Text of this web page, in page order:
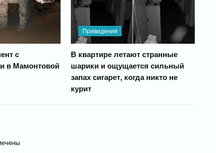
с
в Мамонтовой
Привидения
В квартире летают странные
шарики и ощущается сильный
запах сигарет, когда никто не
курит